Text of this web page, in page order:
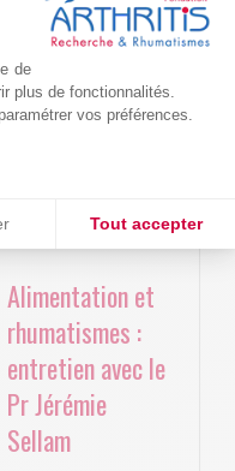
de
plus de fonctionnalités.
vos préférences.
Tout accepter
: Personnalisez vos
et de gérer vos
Cure-RA
AVR 22 15:01
Alimentation et
rhumatismes :
entretien avec le
Pr Jérémie
Sellam